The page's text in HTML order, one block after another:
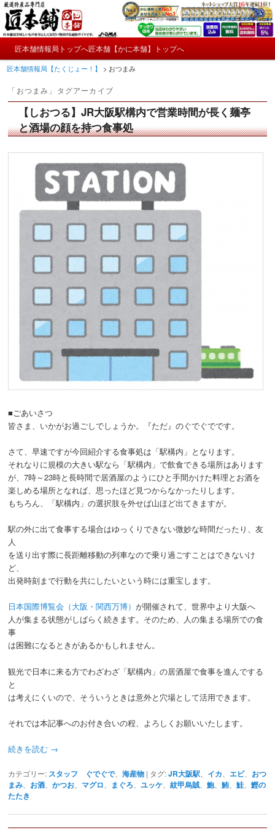
メ
イ
ン
ン
テ
サ
ブ
コ
テ
ン
匠本舗情報局【たくじょー！】
かにやおせちについてのおもしろ情報や興味深い記事をお届けします。
ン
メ
イ
ン
コ
サ
ブ
コ
ン
匠本舗情報局トップへ匠本舗【かに本舗】トップへ
匠本舗情報局【たくじょー！】 > おつまみ
「 おつまみ 」タグアーカイブ
【しおつる】JR大阪駅構内で営業時間が長く麺亭
と酒場の顔を持つ食事処
■ごあいさつ
皆さま、いかがお過ごしでしょうか。『ただ』のぐでぐでです。
さて、早速ですが今回紹介する食事処は「駅構内」となります。
それなりに規模の大きい駅なら「駅構内」で飲食できる場所はあります
が、7時～23時と長時間で居酒屋のようにひと手間かけた料理とお酒を
楽しめる場所となれば、思ったほど見つからなかったりします。
もちろん、「駅構内」の選択肢を外せば山ほど出てきますが。
駅の外に出て食事する場合はゆっくりできない微妙な時間だったり、友
人
を送り出す際に長距離移動の列車なので乗り過ごすことはできないけ
ど、
出発時刻まで行動を共にしたいという時には重宝します。
日本国際博覧会（大阪・関西万博）が開催されて、世界中より大阪へ
人が集まる状態がしばらく続きます。そのため、人の集まる場所での食
事
は困難になるときがあるかもしれません。
観光で日本に来る方でわざわざ「駅構内」の居酒屋で食事を進んでする
と
は考えにくいので、そういうときは意外と穴場として活用できます。
それでは本記事へのお付き合いの程、よろしくお願いいたします。
続きを読む →
カテゴリー: スタッフ ぐでぐで、海産物 | タグ: JR大阪駅 イカ エビ、 おつ
まみ
お酒 、かつお マグロ まぐろ 、ユッケ 、紋甲烏賊 、鮑、鮪 、鮭 、鰹の
たたき